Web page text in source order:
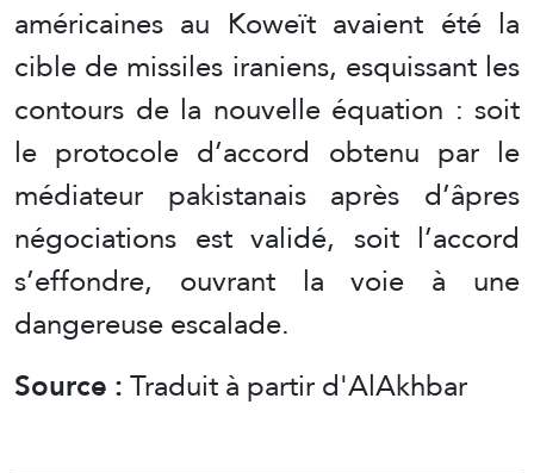
américaines au Koweït avaient été la
cible de missiles iraniens, esquissant les
contours de la nouvelle équation : soit
le protocole d’accord obtenu par le
médiateur pakistanais après d’âpres
négociations est validé, soit l’accord
s’effondre, ouvrant la voie à une
dangereuse escalade.
Source :Traduit à partir d'AlAkhbar